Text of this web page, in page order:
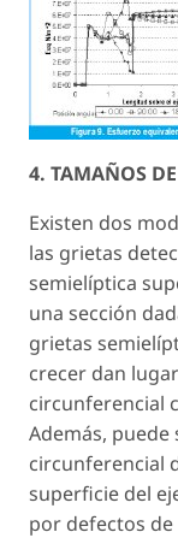
4. TAMAÑOS
Existen dos
las grietas
semielíptica
una sección
grietas
crecer dan
circunferencial
Además,
circunferencial
superficie del
por defectos